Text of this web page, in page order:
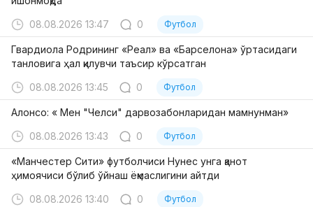
08.08.2026 13:47 0 Футбол
Гвардиола Родрининг «Реал» ва «Барселона» ўртасидаги
танловига ҳал қилувчи таъсир кўрсатган
08.08.2026 13:45 0 Футбол
Алонсо: « Мен "Челси" дарвозабонларидан мамнунман»
08.08.2026 13:43 0 Футбол
«Манчестер Сити» футболчиси Нунес унга қанот
ҳимоячиси бўлиб ўйнаш ёқмаслигини айтди
08.08.2026 13:40 0 Футбол